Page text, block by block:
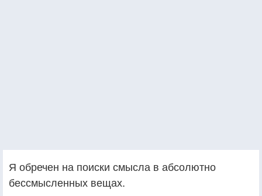
Я обречен на поиски смысла в абсолютно
бессмысленных вещах.